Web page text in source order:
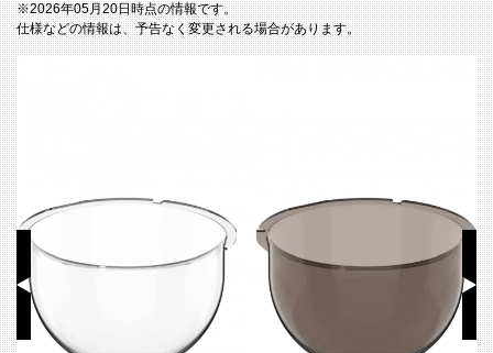
※2026年05月20日時点の情報です。
仕様などの情報は、予告なく変更される場合があります。